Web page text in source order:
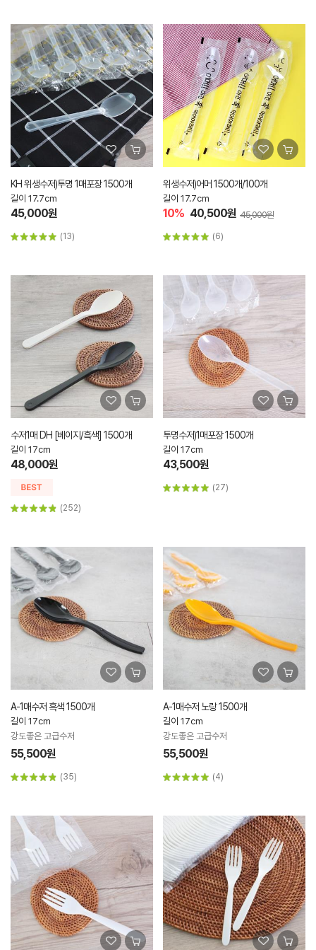
KH 위생수저)투명 1매포장 1500개
길이 17.7cm
45,000원
(13)
위생수저)어머 1500개/100개
길이 17.7cm
10% 40,500원 45,000원
(6)
수저1매 DH [베이지/흑색] 1500개
길이 17cm
48,000원
(252)
투명수저)1매포장 1500개
길이 17cm
43,500원
(27)
A-1매수저 흑색 1500개
길이 17cm
강도좋은 고급수저
55,500원
(35)
A-1매수저 노랑 1500개
길이 17cm
강도좋은 고급수저
55,500원
(4)